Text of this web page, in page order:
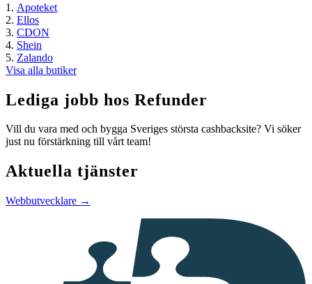
Apoteket
Ellos
CDON
Shein
Zalando
Visa alla butiker
Lediga jobb hos Refunder
Vill du vara med och bygga Sveriges största cashbacksite? Vi söker
just nu förstärkning till vårt team!
Aktuella tjänster
Webbutvecklare →